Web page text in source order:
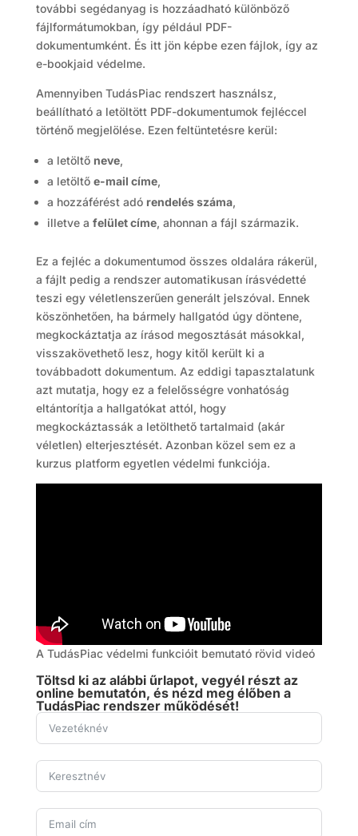
további segédanyag is hozzáadható különböző
fájlformátumokban, így például PDF-
dokumentumként. És itt jön képbe ezen fájlok, így az
e-bookjaid védelme.
Amennyiben TudásPiac rendszert használsz,
beállítható a letöltött PDF-dokumentumok fejléccel
történő megjelölése. Ezen feltüntetésre kerül:
a letöltő neve,
a letöltő e-mail címe,
a hozzáférést adó rendelés száma,
illetve a felület címe, ahonnan a fájl származik.
Ez a fejléc a dokumentumod összes oldalára rákerül,
a fájlt pedig a rendszer automatikusan írásvédetté
teszi egy véletlenszerűen generált jelszóval. Ennek
köszönhetően, ha bármely hallgatód úgy döntene,
megkockáztatja az írásod megosztását másokkal,
visszakövethető lesz, hogy kitől került ki a
továbbadott dokumentum. Az eddigi tapasztalatunk
azt mutatja, hogy ez a felelősségre vonhatóság
eltántorítja a hallgatókat attól, hogy
megkockáztassák a letölthető tartalmaid (akár
véletlen) elterjesztését. Azonban közel sem ez a
kurzus platform egyetlen védelmi funkciója.
A TudásPiac védelmi funkcióit bemutató rövid videó
Töltsd ki az alábbi űrlapot, vegyél részt az
online bemutatón, és nézd meg élőben a
TudásPiac rendszer működését!